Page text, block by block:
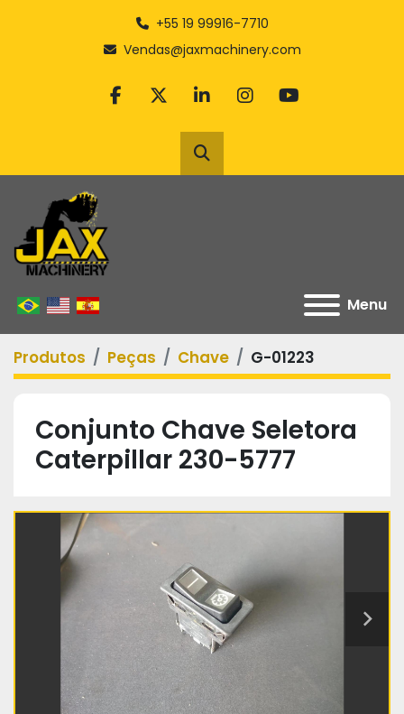
+55 19 99916-7710
Vendas@jaxmachinery.com
facebook
twitterlinkedininstagram
youtube
Pesquisar
Menu
Produtos Peças Chave G-01223
Conjunto Chave Seletora
Caterpillar 230-5777